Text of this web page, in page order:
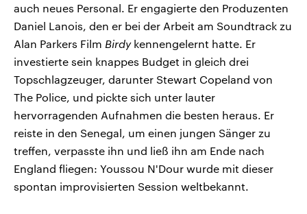
auch neues Personal. Er engagierte den Produzenten
Daniel Lanois, den er bei der Arbeit am Soundtrack zu
Alan Parkers Film Birdykennengelernt hatte. Er
investierte sein knappes Budget in gleich drei
Topschlagzeuger, darunter Stewart Copeland von
The Police, und pickte sich unter lauter
hervorragenden Aufnahmen die besten heraus. Er
reiste in den Senegal, um einen jungen Sänger zu
treffen, verpasste ihn und ließ ihn am Ende nach
England fliegen: Youssou N'Dour wurde mit dieser
spontan improvisierten Session weltbekannt.